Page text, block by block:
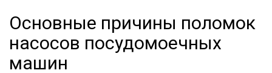
Основные причины поломок
насосов посудомоечных
машин